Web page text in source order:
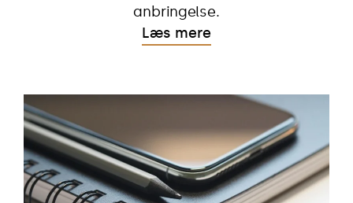
anbringelse.
Læs mere